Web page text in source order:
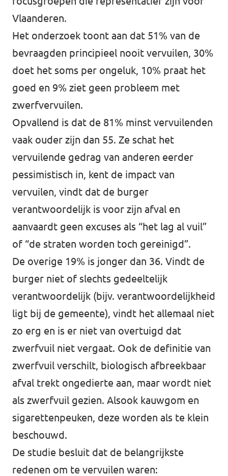
Vlaanderen.
Het onderzoek toont aan dat 51% van de
bevraagden principieel nooit vervuilen, 30%
doet het soms per ongeluk, 10% praat het
goed en 9% ziet geen probleem met
zwerfvervuilen.
Opvallend is dat de 81% minst vervuilenden
vaak ouder zijn dan 55. Ze schat het
vervuilende gedrag van anderen eerder
pessimistisch in, kent de impact van
vervuilen, vindt dat de burger
verantwoordelijk is voor zijn afval en
aanvaardt geen excuses als “het lag al vuil”
of “de straten worden toch gereinigd”.
De overige 19% is jonger dan 36. Vindt de
burger niet of slechts gedeeltelijk
verantwoordelijk (bijv. verantwoordelijkheid
ligt bij de gemeente), vindt het allemaal niet
zo erg en is er niet van overtuigd dat
zwerfvuil niet vergaat. Ook de definitie van
zwerfvuil verschilt, biologisch afbreekbaar
afval trekt ongedierte aan, maar wordt niet
als zwerfvuil gezien. Alsook kauwgom en
sigarettenpeuken, deze worden als te klein
beschouwd.
De studie besluit dat de belangrijkste
redenen om te vervuilen waren: